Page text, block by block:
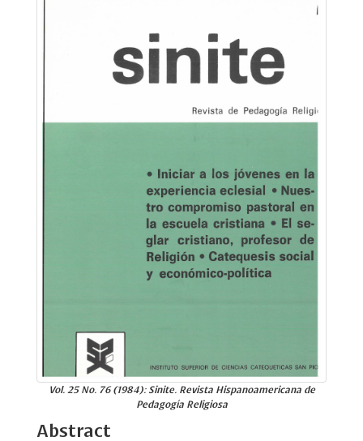
Vol. 25 No. 76 (1984): Sinite. Revista Hispanoamericana de
Pedagogía Religiosa
Abstract